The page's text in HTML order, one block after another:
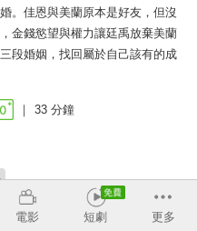
。佳恩與美蘭原本是好友，但沒
金錢慾望與權力讓廷禹放棄美蘭
段婚姻，找回屬於自己該有的成
33 分鐘
電影 短劇 更多